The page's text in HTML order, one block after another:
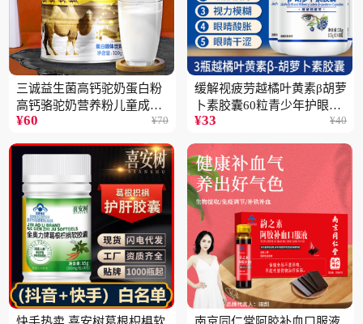
三诚益生菌高钙驼奶蛋白粉
高钙骆驼奶营养粉儿童成人
中老年高蛋白4桶
¥60 ¥70
缓解视疲劳越橘叶黄素β胡萝
卜素胶囊60粒青少年护眼中
老年保健品一瓶
¥33 ¥40